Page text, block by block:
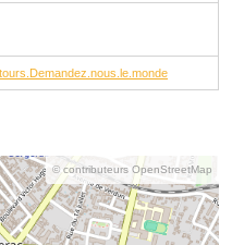
© contributeurs OpenStreetMap